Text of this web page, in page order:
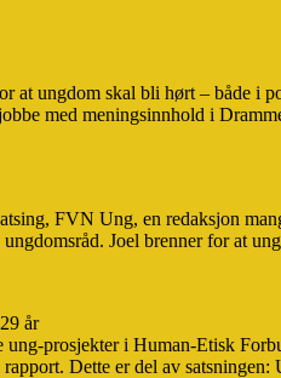
at ungdom skal bli hørt – både
med meningsinnhold i
FVN Ung, en redaksjon
Joel brenner for at
år
prosjekter i Human-Etisk
Dette er del av